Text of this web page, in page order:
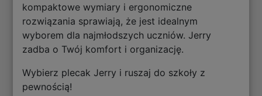
kompaktowe wymiary i ergonomiczne
rozwiązania sprawiają, że jest idealnym
wyborem dla najmłodszych uczniów. Jerry
zadba o Twój komfort i organizację.
Wybierz plecak Jerry i ruszaj do szkoły z
pewnością!